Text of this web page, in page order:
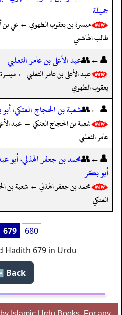
جميلة
ميسرة بن يعقوب الطهوي ← علي بن
طالب الهاشمي
👤←👥عبد الأعلى بن عامر الثعلبي
عبد الأعلى بن عامر الثعلبي ←
يعقوب الطهوي
👤←👥شعبة بن الحجاج العتكي،
شعبة بن الحجاج العتكي ← عبد
عامر الثعلبي
👤←👥محمد بن جعفر الهذلي، أبو
أبو بكر
محمد بن جعفر الهذلي ← شعبة بن
العتكي
679
680
Hadith 679 in Urdu
Back ⬅️